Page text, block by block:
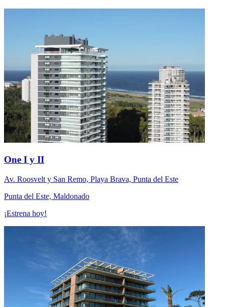
One I y II
Av. Roosvelt y San Remo, Playa Brava, Punta del Este
Punta del Este, Maldonado
¡Estrena hoy!